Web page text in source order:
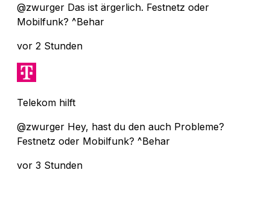
@zwurger Das ist ärgerlich. Festnetz oder
Mobilfunk? ^Behar
vor 2 Stunden
Telekom hilft
@zwurger Hey, hast du den auch Probleme?
Festnetz oder Mobilfunk? ^Behar
vor 3 Stunden